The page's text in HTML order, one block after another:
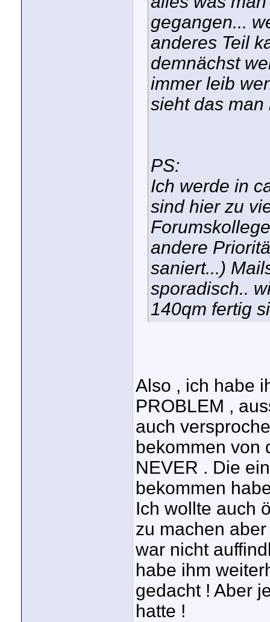
gegangen...
anderes Teil
demnächst
immer leib
sieht das
PS:
Ich werde in
sind hier zu
andere
saniert...)
sporadisch..
140qm fertig
Also , ich habe
PROBLEM ,
auch
bekommen von
NEVER . Die
bekommen
Ich wollte auch
zu machen
war nicht
habe ihm
gedacht ! Aber
hatte !